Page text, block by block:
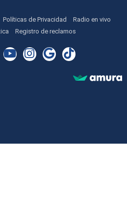
Políticas de Privacidad
Radio en vivo
Registro de reclamos